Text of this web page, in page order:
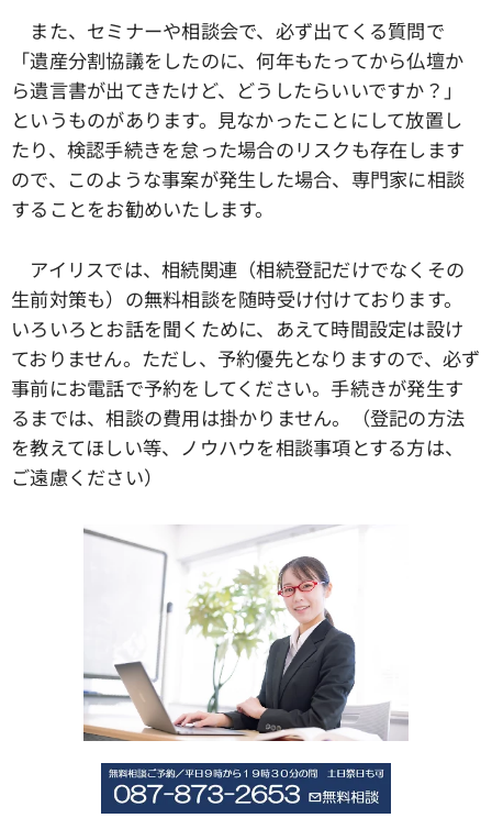
また、セミナーや相談会で、必ず出てくる質問で
「遺産分割協議をしたのに、何年もたってから仏壇か
ら遺言書が出てきたけど、どうしたらいいですか？」
というものがあります。見なかったことにして放置し
たり、検認手続きを怠った場合のリスクも存在します
ので、このような事案が発生した場合、専門家に相談
することをお勧めいたします。
アイリスでは、相続関連（相続登記だけでなくその
生前対策も）の無料相談を随時受け付けております。
いろいろとお話を聞くために、あえて時間設定は設け
ておりません。ただし、予約優先となりますので、必ず
事前にお電話で予約をしてください。手続きが発生す
るまでは、相談の費用は掛かりません。（登記の方法
を教えてほしい等、ノウハウを相談事項とする方は、
ご遠慮ください）